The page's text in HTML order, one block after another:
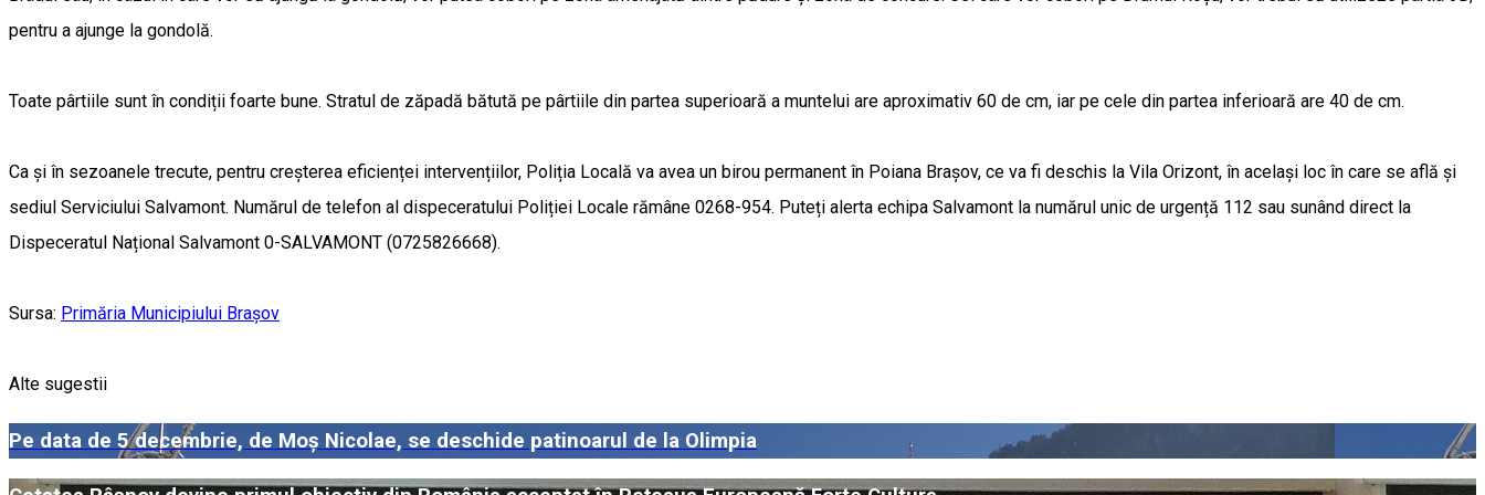
pentru a ajunge la gondolă.
Toate pârtiile sunt în condiții foarte bune. Stratul de zăpadă bătută pe pârtiile din partea superioară a muntelui are aproximativ 60 de cm, iar pe cele din partea inferioară are 40 de cm.
Ca și în sezoanele trecute, pentru creșterea eficienței intervențiilor, Poliția Locală va avea un birou permanent în Poiana Brașov, ce va fi deschis la Vila Orizont, în același loc în care se află și
sediul Serviciului Salvamont. Numărul de telefon al dispeceratului Poliției Locale rămâne 0268-954. Puteți alerta echipa Salvamont la numărul unic de urgență 112 sau sunând direct la
Dispeceratul Național Salvamont 0-SALVAMONT (0725826668).
Sursa: Primăria Municipiului Brașov
Alte sugestii
Pe data de 5 decembrie, de Moș Nicolae, se deschide patinoarul de la Olimpia